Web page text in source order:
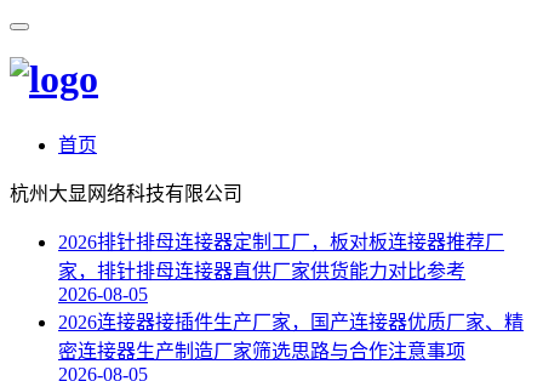
首页
杭州大显网络科技有限公司
2026排针排母连接器定制工厂，板对板连接器推荐厂
家，排针排母连接器直供厂家供货能力对比参考
2026-08-05
2026连接器接插件生产厂家，国产连接器优质厂家、精
密连接器生产制造厂家筛选思路与合作注意事项
2026-08-05